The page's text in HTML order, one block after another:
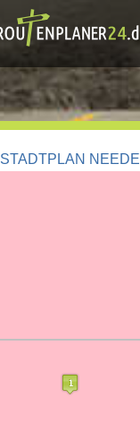
STADTPLAN NEEDE